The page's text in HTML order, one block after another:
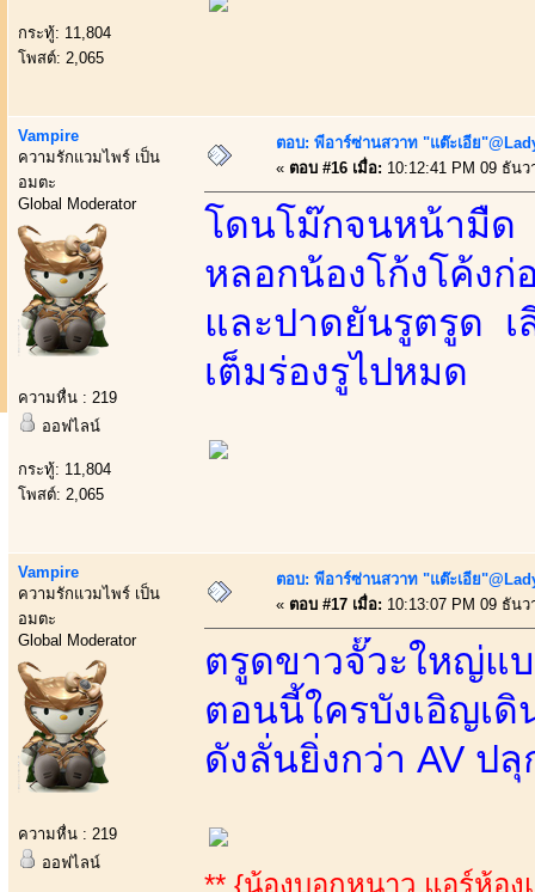
กระทู้: 11,804
โพสต์: 2,065
Vampire
ความรักแวมไพร์ เป็น
อมตะ
Global Moderator
ความหื่น : 219
ออฟไลน์
กระทู้: 11,804
โพสต์: 2,065
ตอบ: พีอาร์ซ่านสวาท "แต๊ะเอีย
« ตอบ #16 เมื่อ: 10:12:41 PM 09 ธัน
โดนโม๊กจนหน้ามืด
หลอกน้องโก้งโค้ง
และปาดยันรูตรูด เ
เต็มร่องรูไปหมด
Vampire
ความรักแวมไพร์ เป็น
อมตะ
Global Moderator
ความหื่น : 219
ออฟไลน์
ตอบ: พีอาร์ซ่านสวาท "แต๊ะเอีย
« ตอบ #17 เมื่อ: 10:13:07 PM 09 ธัน
ตรูดขาวจั๊วะใหญ่แ
ตอนนี้ใครบังเอิญเ
ดังลั่นยิ่งกว่า AV ป
** {น้องบอกหนาว แอร์ห้อง